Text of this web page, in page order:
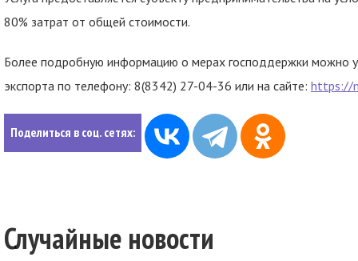
80% затрат от общей стоимости.
Более подробную информацию о мерах господдержки можно
экспорта по телефону: 8(8342) 27-04-36 или на сайте: https://
Поделиться в соц. сетях:
Случайные новости